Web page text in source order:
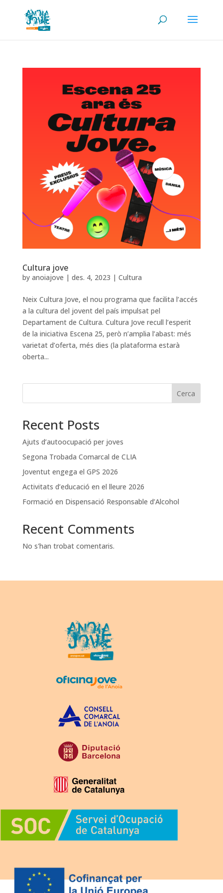
Cultura jove
by anoiajove | des. 4, 2023 | Cultura
Neix Cultura Jove, el nou programa que facilita l’accés
a la cultura del jovent del país impulsat pel
Departament de Cultura. Cultura Jove recull l’esperit
de la iniciativa Escena 25, però n’amplia l’abast: més
varietat d’oferta, més dies (la plataforma estarà
oberta...
Cerca
Recent Posts
Ajuts d’autoocupació per joves
Segona Trobada Comarcal de CLIA
Joventut engega el GPS 2026
Activitats d’educació en el lleure 2026
Formació en Dispensació Responsable d’Alcohol
Recent Comments
No s'han trobat comentaris.